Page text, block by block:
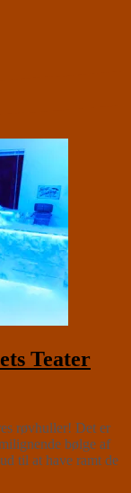
Teater
røvhuller! Det er
bølge af
til at have ramt de